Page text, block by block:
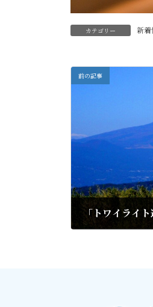
カテゴリー 新着
前の記事
「トワイライ